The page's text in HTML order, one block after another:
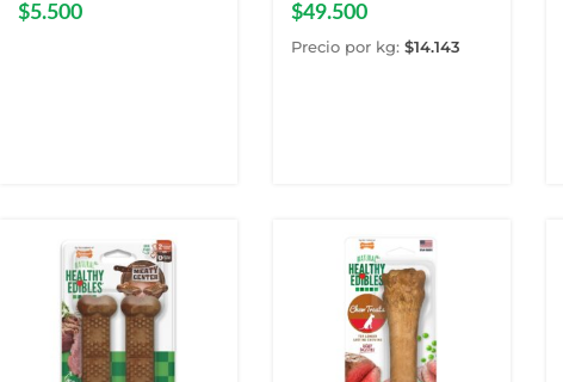
$5.500
$49.500
Precio por kg: $14.143